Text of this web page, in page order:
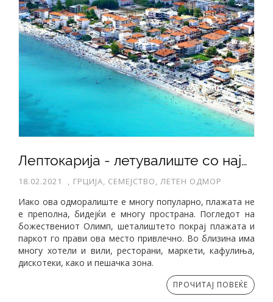
Лептокарија - летувалиште со најдолга плажа во областа Пиериа
18.02.2021 , ГРЦИЈА, СЕМЕЈСТВО, ЛЕТЕН ОДМОР
Иако ова одморалиште е многу популарно, плажата не
е преполна, бидејќи е многу пространа. Погледот на
божествениот Олимп, шеталиштето покрај плажата и
паркот го прави ова место привлечно. Во близина има
многу хотели и вили, ресторани, маркети, кафулиња,
дискотеки, како и пешачка зона.
ПРОЧИТАЈ ПОВЕЌЕ